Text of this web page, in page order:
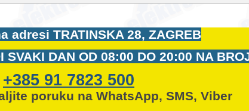
adresi TRATINSKA 28, ZAGREB
SVAKI DAN OD 08:00 DO 20:00 NA
+385 91 7823 500
poruku na WhatsApp, SMS, Viber